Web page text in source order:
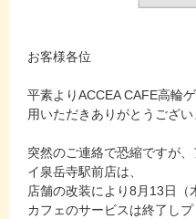
お客様各位
平素よりACCEA CAFE高輪
用いただきありがとうござい
突然のご連絡で恐縮ですが
イ泉岳寺駅前店は、
店舗の改装により8月13日（
カフェのサービスは終了し